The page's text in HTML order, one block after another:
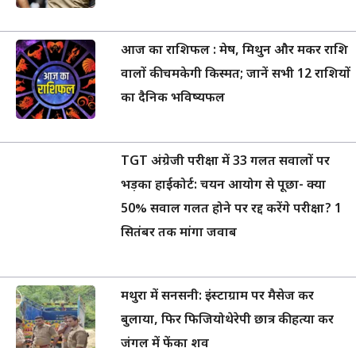
आज का राशिफल : मेष, मिथुन और मकर राशि
वालों की चमकेगी किस्मत; जानें सभी 12 राशियों
का दैनिक भविष्यफल
TGT अंग्रेजी परीक्षा में 33 गलत सवालों पर
भड़का हाईकोर्ट: चयन आयोग से पूछा- क्या
50% सवाल गलत होने पर रद्द करेंगे परीक्षा? 1
सितंबर तक मांगा जवाब
मथुरा में सनसनी: इंस्टाग्राम पर मैसेज कर
बुलाया, फिर फिजियोथेरेपी छात्र की हत्या कर
जंगल में फेंका शव